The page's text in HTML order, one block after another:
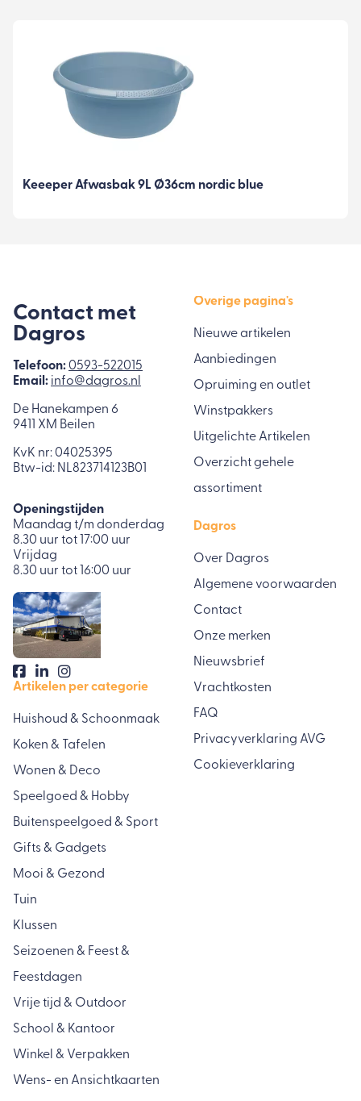
Keeeper Afwasbak 9L Ø36cm nordic blue
Contact met
Dagros
Telefoon:0593-522015
Email: info@dagros.nl
De Hanekampen 6
9411 XM Beilen
KvK nr: 04025395
Btw-id: NL823714123B01
Openingstijden
Maandag t/m donderdag
8.30 uur tot 17:00 uur
Vrijdag
8.30 uur tot 16:00 uur
Artikelen per categorie
Huishoud & Schoonmaak
Koken & Tafelen
Wonen & Deco
Speelgoed & Hobby
Buitenspeelgoed & Sport
Gifts & Gadgets
Mooi & Gezond
Tuin
Klussen
Seizoenen & Feest &
Feestdagen
Vrije tijd & Outdoor
School & Kantoor
Winkel & Verpakken
Wens- en Ansichtkaarten
Overige pagina's
Nieuwe artikelen
Aanbiedingen
Opruiming en outlet
Winstpakkers
Uitgelichte Artikelen
Overzicht gehele
assortiment
Dagros
Over Dagros
Algemene voorwaarden
Contact
Onze merken
Nieuwsbrief
Vrachtkosten
FAQ
Privacyverklaring AVG
Cookieverklaring